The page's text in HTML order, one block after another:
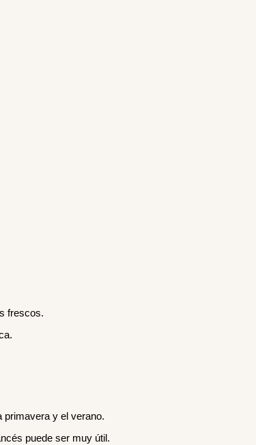
frescos.
primavera y el verano.
puede ser muy útil.